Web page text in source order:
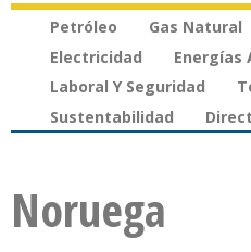
Petróleo Gas Natural
Electricidad
Energías
Laboral Y Seguridad
Sustentabilidad
Noruega